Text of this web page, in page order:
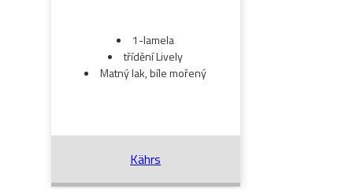
1-lamela
třídění Lively
Matný lak, bíle mořený
Kährs